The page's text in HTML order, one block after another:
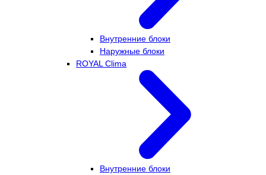
Внутренние блоки
Наружные блоки
ROYAL Clima
Внутренние блоки